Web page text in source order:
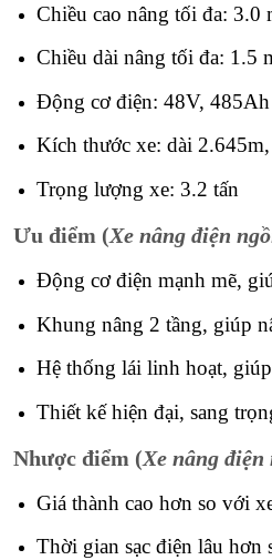
Chiều cao nâng tối đa: 3.0
Chiều dài nâng tối đa: 1.5
Động cơ điện: 48V, 485Ah
Kích thước xe: dài
Trọng lượng xe: 3.2 tấn
Ưu điểm (Xe nâng điện
Động cơ điện mạnh mẽ,
Khung nâng 2 tầng, giúp
Hệ thống lái linh hoạt,
Thiết kế hiện đại, sang
Nhược điểm (Xe nâng
Giá thành cao hơn so với
Thời gian sạc điện lâu